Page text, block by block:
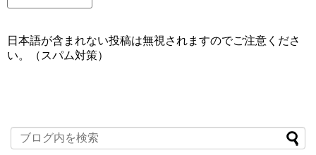
日本語が含まれない投稿は無視されますのでご注意くださ
い。（スパム対策）